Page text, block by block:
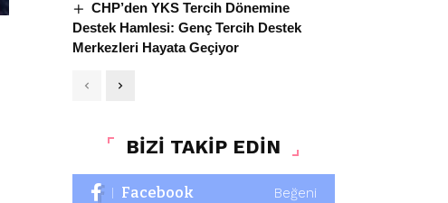
CHP’den YKS Tercih Dönemine
Destek Hamlesi: Genç Tercih Destek
Merkezleri Hayata Geçiyor
BİZİ TAKİP EDİN
Facebook Beğeni